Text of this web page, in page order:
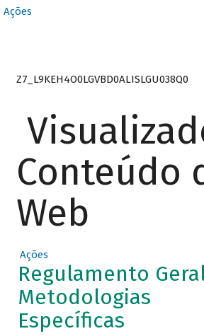
Ações
Z7_L9KEH4O0LGVBD0ALISLGU038Q0
Conteúdo
Web
Ações
Regulamento
Metodologias
Específicas